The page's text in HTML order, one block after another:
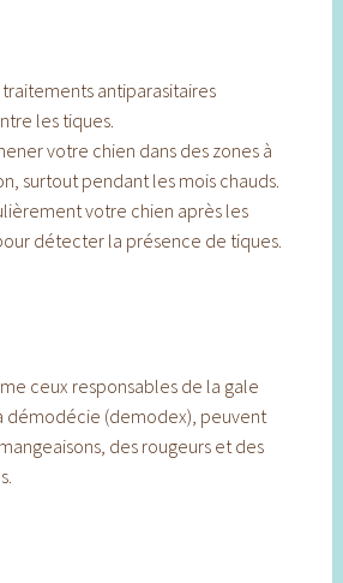
antiparasitaires
les tiques.
votre chien dans des zones à
surtout pendant les mois chauds.
votre chien après les
détecter la présence de tiques.
ceux responsables de la gale
démodécie (demodex), peuvent
des rougeurs et des